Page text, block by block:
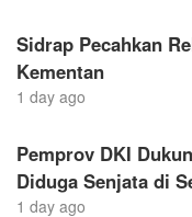
Sidrap Pecahkan
Kementan
1 day ago
Pemprov DKI
Diduga Senjata di
1 day ago